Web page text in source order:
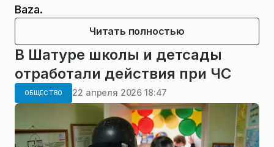
Baza.
Читать полностью
В Шатуре школы и детсады
отработали действия при ЧС
ОБЩЕСТВО 22 апреля 2026 18:47